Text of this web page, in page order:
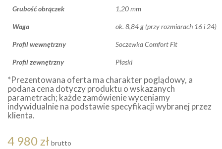
Grubość obrączek 1,20 mm
Waga ok. 8,84 g (przy rozmiarach 16 i 24)
Profil wewnętrzny Soczewka Comfort Fit
Profil zewnętrzny Płaski
*Prezentowana oferta ma charakter poglądowy, a
podana cena dotyczy produktu o wskazanych
parametrach; każde zamówienie wyceniamy
indywidualnie na podstawie specyfikacji wybranej przez
klienta.
4 980 zł brutto